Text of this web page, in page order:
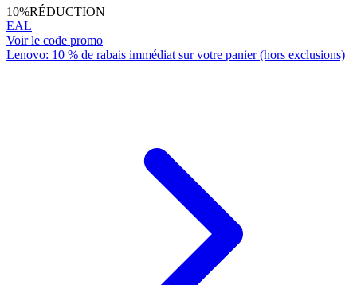
10%RÉDUCTION
EAL
Voir le code promo
Lenovo: 10 % de rabais immédiat sur votre panier (hors exclusions)